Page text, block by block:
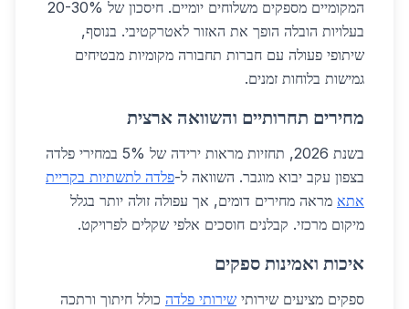
המקומיים מספקים משלוחים יומיים. חיסכון של 20-30%
בעלויות הובלה הופך את האזור לאטרקטיבי. בנוסף,
שיתופי פעולה עם חברות תחבורה מקומיות מבטיחים
גמישות בלוחות זמנים.
מחירים תחרותיים והשוואה ארצית
בשנת 2026, תחזיות מראות ירידה של 5% במחירי פלדה
בצפון עקב יבוא מוגבר. השוואה ל-פלדה לתשתיות בקריית
אתא מראה מחירים דומים, אך עפולה זולה יותר בגלל
מיקום מרכזי. קבלנים חוסכים אלפי שקלים לפרויקט.
איכות ואמינות ספקים
ספקים מציעים שירותי שירותי פלדה כולל חיתוך ורתכה